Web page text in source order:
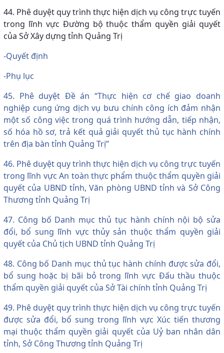
44. Phê duyệt quy trình thực hiện dịch vụ công trực tuyến
trong lĩnh vực Đường bộ thuộc thẩm quyền giải quyết
của Sở Xây dựng tỉnh Quảng Trị
-Quyết định
-Phụ lục
45. Phê duyệt Đề án “Thực hiện cơ chế giao doanh
nghiệp cung ứng dịch vụ bưu chính công ích đảm nhận
một số công việc trong quá trình hướng dẫn, tiếp nhận,
số hóa hồ sơ, trả kết quả giải quyết thủ tục hành chính
trên địa bàn tỉnh Quảng Trị”
46. Phê duyệt quy trình thực hiện dịch vụ công trực tuyến
trong lĩnh vực An toàn thực phẩm thuộc thẩm quyền giải
quyết của UBND tỉnh, Văn phòng UBND tỉnh và Sở Công
Thương tỉnh Quảng Trị
47. Công bố Danh mục thủ tục hành chính nội bộ sửa
đổi, bổ sung lĩnh vực thủy sản thuộc thẩm quyền giải
quyết của Chủ tịch UBND tỉnh Quảng Trị
48. Công bố Danh mục thủ tục hành chính được sửa đổi,
bổ sung hoặc bị bãi bỏ trong lĩnh vực Đấu thầu thuộc
thẩm quyền giải quyết của Sở Tài chính tỉnh Quảng Trị
49. Phê duyệt quy trình thực hiện dịch vụ công trực tuyến
được sửa đổi, bổ sung trong lĩnh vực Xúc tiến thương
mại thuộc thẩm quyền giải quyết của Uỷ ban nhân dân
tỉnh, Sở Công Thương tỉnh Quảng Trị